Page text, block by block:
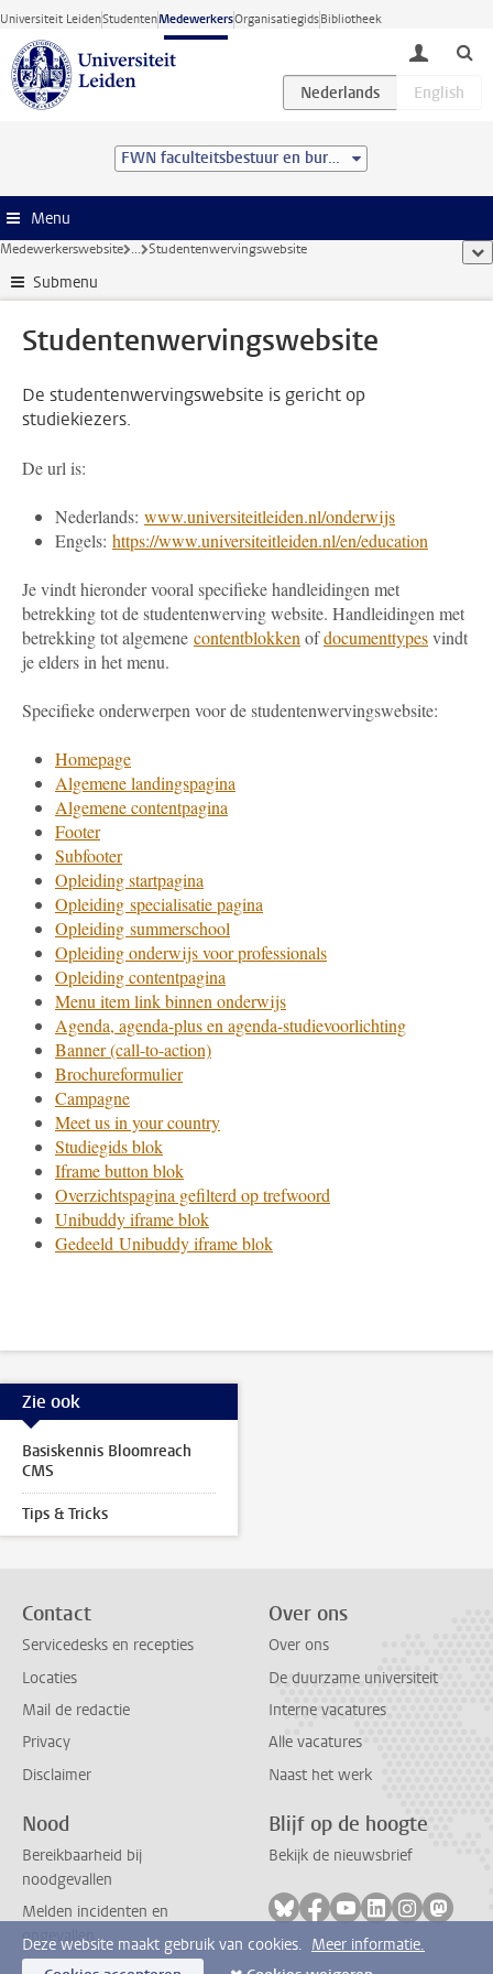
Ga direct naar de inhoud
Universiteit LeidenStudentenMedewerkersOrganisatiegidsBibliotheek
toggle
FWN faculteitsbestuur en bureau
Menu
Medewerkerswebsite ... Studentenwervingswebsite
Submenu
Studentenwervingswebsite
De studentenwervingswebsite is gericht op
studiekiezers.
De url is:
Nederlands: www.universiteitleiden.nl/onderwijs
Engels: https://www.universiteitleiden.nl/en/education
Je vindt hieronder vooral specifieke handleidingen met
betrekking tot de studentenwerving website. Handleidingen met
betrekking tot algemene contentblokken ofdocumenttypesvindt
je elders in het menu.
Specifieke onderwerpen voor de studentenwervingswebsite:
Homepage
Algemene landingspagina
Algemene contentpagina
Footer
Subfooter
Opleiding startpagina
Opleiding specialisatie pagina
Opleiding summerschool
Opleiding onderwijs voor professionals
Opleiding contentpagina
Menu item link binnen onderwijs
Agenda, agenda-plus en agenda-studievoorlichting
Banner (call-to-action)
Brochureformulier
Campagne
Meet us in your country
Studiegids blok
Iframe button blok
Overzichtspagina gefilterd op trefwoord
Unibuddy iframe blok
Gedeeld Unibuddy iframe blok
Zie ook
Basiskennis Bloomreach
CMS
Tips & Tricks
Contact
Servicedesks en recepties
Locaties
Mail de redactie
Privacy
Disclaimer
Over ons
Over ons
De duurzame universiteit
Interne vacatures
Alle vacatures
Naast het werk
Nood
Bereikbaarheid bij
noodgevallen
Melden incidenten en
ongevallen
Blijf op de hoogte
Bekijk de nieuwsbrief
Volg ons op bluesky
Volg ons op facebook
Volg ons op
Volg ons op
Volg ons
Volg
Deze website maakt gebruik van cookies. Meer informatie.